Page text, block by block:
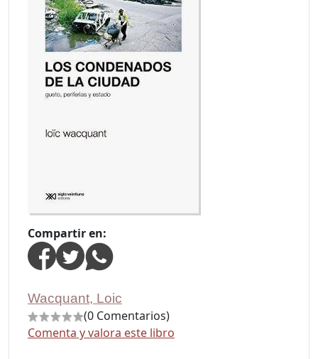
Compartir en:
Wacquant, Loic
(0 Comentarios)
Comenta y valora este libro